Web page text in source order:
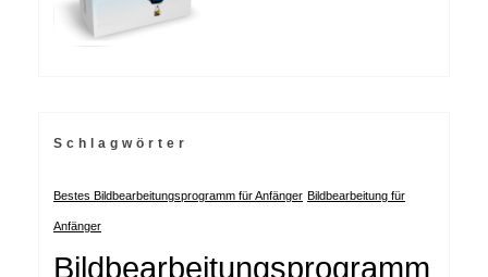
Schlagwörter
Bestes Bildbearbeitungsprogramm für Anfänger Bildbearbeitung für
Anfänger
Bildbearbeitungsprogramm